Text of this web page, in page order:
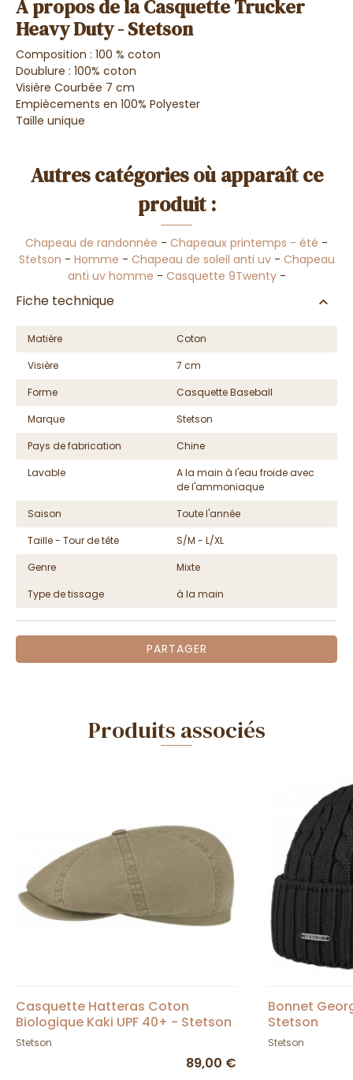
A propos de la Casquette Trucker
Heavy Duty - Stetson
Composition : 100 % coton
Doublure : 100% coton
Visière Courbée 7 cm
Empiècements en 100% Polyester
Taille unique
Autres catégories où apparaît ce
produit :
Chapeau de randonnée - Chapeaux printemps - été -
Stetson - Homme - Chapeau de soleil anti uv- Chapeau
anti uv homme - Casquette 9Twenty-
Fiche technique
Matière
Coton
Visière
7 cm
Forme
Casquette Baseball
Marque
Stetson
Pays de fabrication
Chine
Lavable
A la main à l'eau froide avec
de l'ammoniaque
Saison
Toute l'année
Taille - Tour de tête
S/M - L/XL
Genre
Mixte
Type de tissage
à la main
PARTAGER
Produits associés
Casquette Hatteras Coton
Biologique Kaki UPF 40+ - Stetson
Stetson
89,00 €
Bonnet
Stetson
Stetson